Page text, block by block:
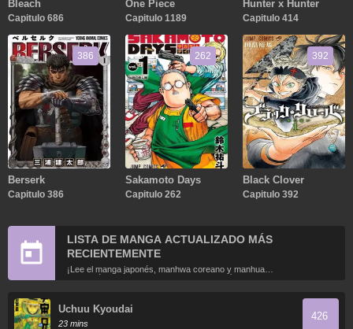
Bleach
Capitulo 686
One Piece
Capitulo 1189
Hunter x Hunter
Capitulo 414
386
Berserk
Capitulo 386
262
Sakamoto Days
Capitulo 262
392
Black Clover
Capitulo 392
LISTA DE MANGA ACTUALIZADO MÁS
RECIENTEMENTE
¡Lee el manga japonés, manhwa coreano y manhua
chino más recientemente actualizados en línea gratis!
Uchuu Kyoudai
23 mins
426